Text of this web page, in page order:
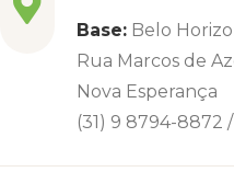
Base: Belo
Rua Marcos de
Nova Esperança
(31) 9 8794-8872